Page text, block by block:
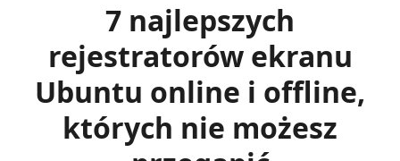
7 najlepszych
rejestratorów ekranu
Ubuntu online i offline,
których nie możesz